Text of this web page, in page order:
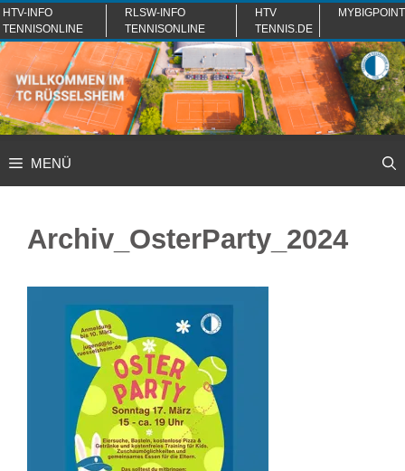
Zum
Inhalt
springen
HTV-INFO
TENNISONLINE
RLSW-INFO
TENNISONLINE
HTV
TENNIS.DE
MYBIGPOINT
MENÜ
Archiv_OsterParty_2024